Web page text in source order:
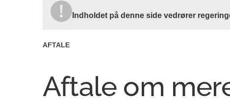
Indholdet på denne side vedrører
AFTALE
Aftale om